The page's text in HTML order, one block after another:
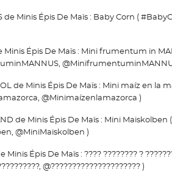
de Minis Épis De Maïs : Baby Corn (
Minis Épis De Maïs : Mini frumentum in
de Minis Épis De Maïs : Mini maíz en la
@Minimaízenlamazorca )
de Minis Épis De Maïs : Mini Maiskolben (
@MiniMaiskolben )
Minis Épis De Maïs : ???? ???????? ?
@????????????????????? )